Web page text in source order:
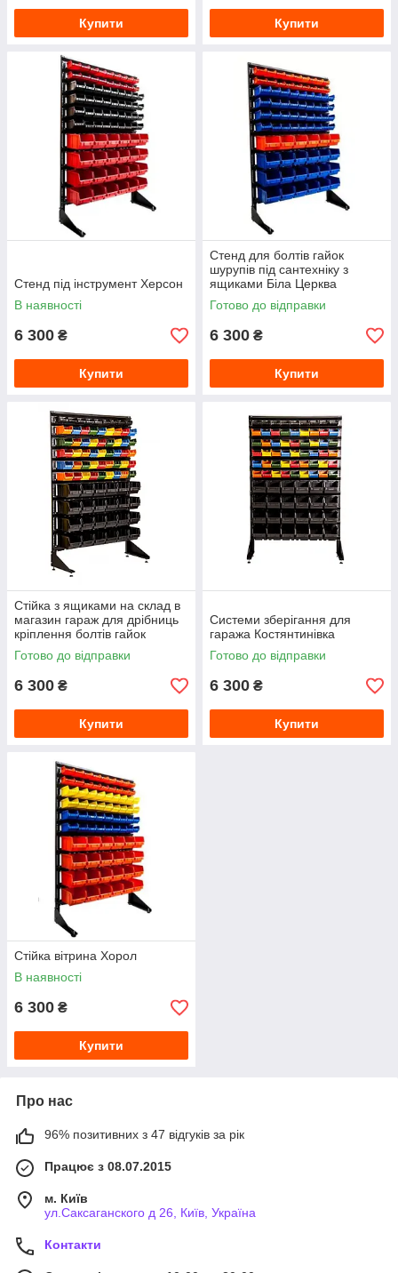
Купити Купити
Стенд під інструмент Херсон
В наявності
6 300 ₴
Купити
Стенд для болтів гайок
шурупів під сантехніку з
ящиками Біла Церква
Готово до відправки
6 300 ₴
Купити
Стійка з ящиками на склад в
магазин гараж для дрібниць
кріплення болтів гайок
Готово до відправки
6 300 ₴
Купити
Системи зберігання для
гаража Костянтинівка
Готово до відправки
6 300 ₴
Купити
Стійка вітрина Хорол
В наявності
6 300 ₴
Купити
Про нас
96% позитивних з 47 відгуків за рік
Працює з 08.07.2015
м. Київ
ул.Саксаганского д 26, Київ, Україна
Контакти